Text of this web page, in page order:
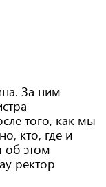
За ним
того, как мы
кто, где и
об этом
ректор